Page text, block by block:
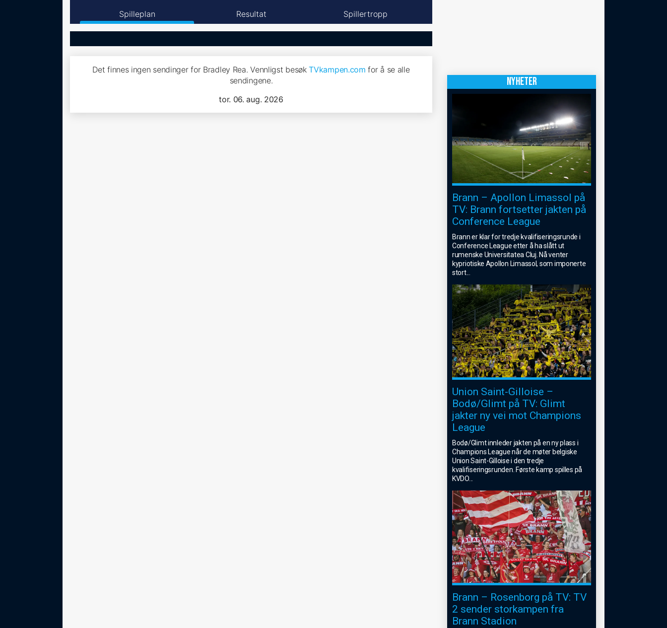
Spilleplan Resultat Spillertropp
Det finnes ingen sendinger for Bradley Rea. Vennligst besøkTVkampen.com for å se alle
sendingene.
tor. 06. aug. 2026
NYHETER
Brann – Apollon Limassol på
TV: Brann fortsetter jakten på
Conference League
Brann er klar for tredje kvalifiseringsrunde i
Conference League etter å ha slått ut
rumenske Universitatea Cluj. Nå venter
kypriotiske Apollon Limassol, som imponerte
stort...
Union Saint-Gilloise –
Bodø/Glimt på TV: Glimt
jakter ny vei mot Champions
League
Bodø/Glimt innleder jakten på en ny plass i
Champions League når de møter belgiske
Union Saint-Gilloise i den tredje
kvalifiseringsrunden. Første kamp spilles på
KVDO...
Brann – Rosenborg på TV: TV
2 sender storkampen fra
Brann Stadion